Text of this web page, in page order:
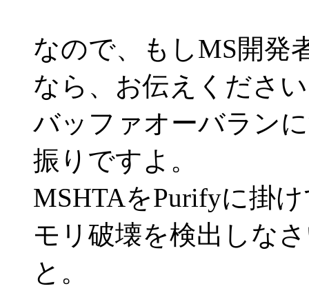
なので、もしMS開発
なら、お伝えくださ
バッファオーバラン
振りですよ。
MSHTAをPurifyに掛
モリ破壊を検出しな
と。